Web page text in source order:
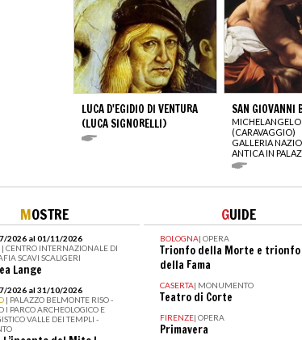
LUCA D'EGIDIO DI VENTURA
(LUCA SIGNORELLI)
SAN GIOVANNI
MICHELANGELO
(CARAVAGGIO)
GALLERIA
ANTICA IN
MOSTRE
2026 al 01/11/2026
| CENTRO INTERNAZIONALE DI
SCAVI SCALIGERI
Lange
2026 al 31/10/2026
| PALAZZO BELMONTE RISO -
I PARCO ARCHEOLOGICO E
VALLE DEI TEMPLI -
GUIDE
BOLOGNA| OPERA
Trionfo della Morte e trionfo
della Fama
CASERTA| MONUMENTO
Teatro di Corte
FIRENZE| OPERA
Primavera